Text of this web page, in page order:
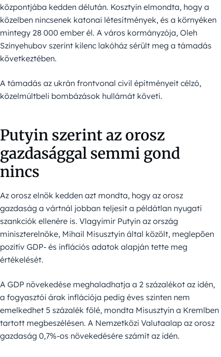
központjába kedden délután. Kosztyin elmondta, hogy a
közelben nincsenek katonai létesítmények, és a környéken
mintegy 28 000 ember él. A város kormányzója, Oleh
Szinyehubov szerint kilenc lakóház sérült meg a támadás
következtében.
A támadás az ukrán frontvonal civil építményeit célzó,
közelmúltbeli bombázások hullámát követi.
Putyin szerint az orosz
gazdasággal semmi gond
nincs
Az orosz elnök kedden azt mondta, hogy az orosz
gazdaság a vártnál jobban teljesít a példátlan nyugati
szankciók ellenére is. Vlagyimir Putyin az ország
miniszterelnöke, Mihail Misusztyin által közölt, meglepően
pozitív GDP- és inflációs adatok alapján tette meg
értékelését.
A GDP növekedése meghaladhatja a 2 százalékot az idén,
a fogyasztói árak inflációja pedig éves szinten nem
emelkedhet 5 százalék fölé, mondta Misusztyin a Kremlben
tartott megbeszélésen. A Nemzetközi Valutaalap az orosz
gazdaság 0,7%-os növekedésére számít az idén.